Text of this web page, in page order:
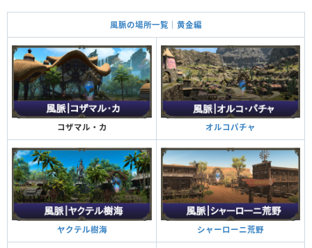
風脈の場所一覧｜黄金編
コザマル・カ オルコパチャ
ヤクテル樹海 シャーローニ荒野